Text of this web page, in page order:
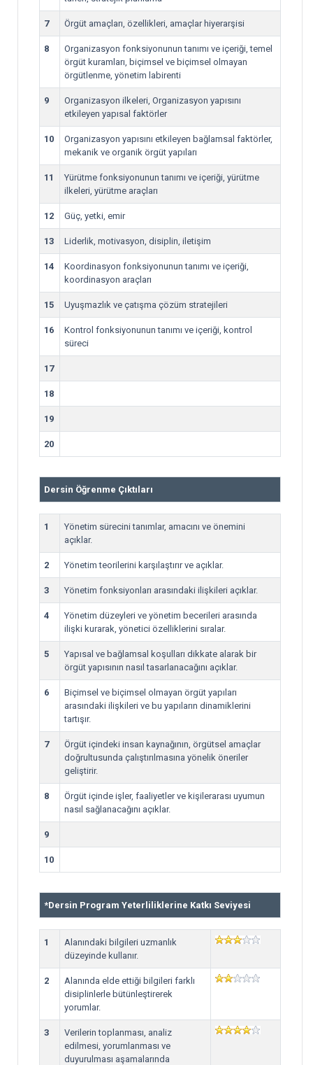
7 Örgüt amaçları, özellikleri, amaçlar hiyerarşisi
8
Organizasyon fonksiyonunun tanımı ve içeriği, temel
örgüt kuramları, biçimsel ve biçimsel olmayan
örgütlenme, yönetim labirenti
9
Organizasyon ilkeleri, Organizasyon yapısını
etkileyen yapısal faktörler
10
Organizasyon yapısını etkileyen bağlamsal faktörler,
mekanik ve organik örgüt yapıları
11
Yürütme fonksiyonunun tanımı ve içeriği, yürütme
ilkeleri, yürütme araçları
12 Güç, yetki, emir
13 Liderlik, motivasyon, disiplin, iletişim
14
Koordinasyon fonksiyonunun tanımı ve içeriği,
koordinasyon araçları
15 Uyuşmazlık ve çatışma çözüm stratejileri
16
Kontrol fonksiyonunun tanımı ve içeriği, kontrol
süreci
17
18
19
20
Dersin Öğrenme Çıktıları
1
Yönetim sürecini tanımlar, amacını ve önemini
açıklar.
2 Yönetim teorilerini karşılaştırır ve açıklar.
3 Yönetim fonksiyonları arasındaki ilişkileri açıklar.
4
Yönetim düzeyleri ve yönetim becerileri arasında
ilişki kurarak, yönetici özelliklerini sıralar.
5
Yapısal ve bağlamsal koşulları dikkate alarak bir
örgüt yapısının nasıl tasarlanacağını açıklar.
6
Biçimsel ve biçimsel olmayan örgüt yapıları
arasındaki ilişkileri ve bu yapıların dinamiklerini
tartışır.
7
Örgüt içindeki insan kaynağının, örgütsel amaçlar
doğrultusunda çalıştırılmasına yönelik öneriler
geliştirir.
8
Örgüt içinde işler, faaliyetler ve kişilerarası uyumun
nasıl sağlanacağını açıklar.
9
10
*Dersin Program Yeterliliklerine Katkı Seviyesi
1
Alanındaki bilgileri uzmanlık
düzeyinde kullanır.
2
Alanında elde ettiği bilgileri farklı
disiplinlerle bütünleştirerek
yorumlar.
3
Verilerin toplanması, analiz
edilmesi, yorumlanması ve
duyurulması aşamalarında